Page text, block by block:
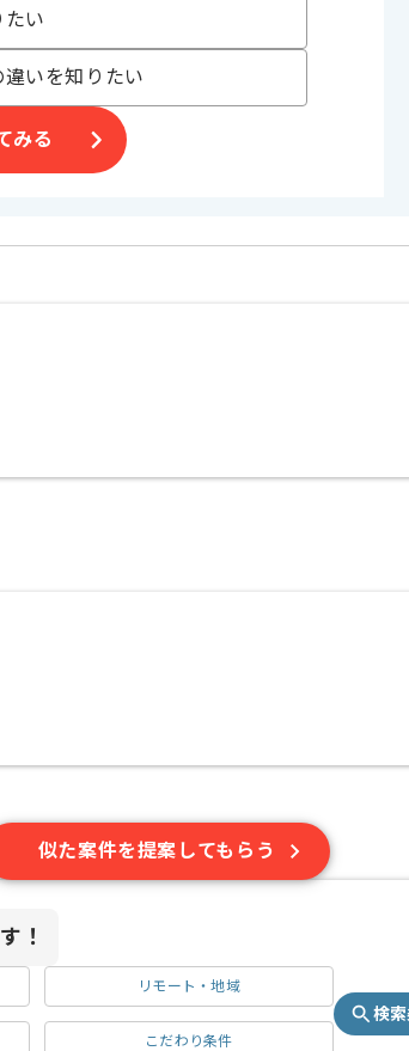
い
いを知りたい
みる
似た案件を提案してもらう
！
リモート・地域
こだわり条件
検